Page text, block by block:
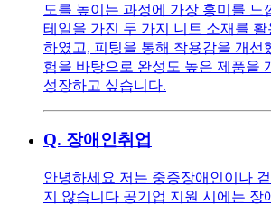
도를 높이는 과정에 가장 흥미를 느
테일을 가진 두 가지 니트 소재를
하였고, 피팅을 통해 착용감을 개선
험을 바탕으로 완성도 높은 제품을
성장하고 싶습니다.
Q. 장애인취업
안녕하세요 저는 중증장애인이나
지 않습니다 공기업 지원 시에는 장